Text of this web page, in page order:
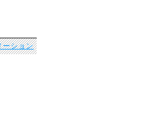
ーション